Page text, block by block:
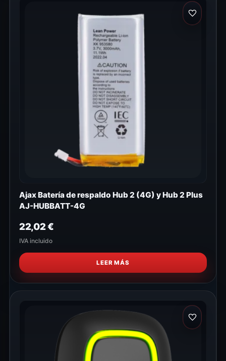
Ajax Batería de respaldo Hub 2 (4G) y Hub 2 Plus
AJ-HUBBATT-4G
22,02€
IVA incluido
LEER MÁS